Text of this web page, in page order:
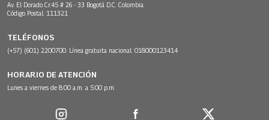
Av. El Dorado Cr.45 # 26 - 33 Bogotá D.C. Colombia.
Código Postal: 111321
TELÉFONOS
(+57) (601) 2200700. Línea gratuita nacional: 018000123414
HORARIO DE ATENCIÓN
Lunes a viernes de 8:00 a.m. a 5:00 p.m.